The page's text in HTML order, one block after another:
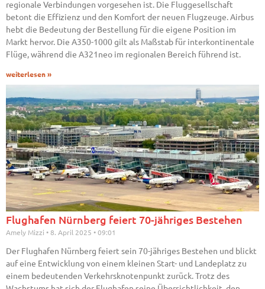
regionale Verbindungen vorgesehen ist. Die Fluggesellschaft
betont die Effizienz und den Komfort der neuen Flugzeuge. Airbus
hebt die Bedeutung der Bestellung für die eigene Position im
Markt hervor. Die A350-1000 gilt als Maßstab für interkontinentale
Flüge, während die A321neo im regionalen Bereich führend ist.
weiterlesen »
Flughafen Nürnberg feiert 70-jähriges Bestehen
Amely Mizzi 8. April 2025 09:01
Der Flughafen Nürnberg feiert sein 70-jähriges Bestehen und blickt
auf eine Entwicklung von einem kleinen Start- und Landeplatz zu
einem bedeutenden Verkehrsknotenpunkt zurück. Trotz des